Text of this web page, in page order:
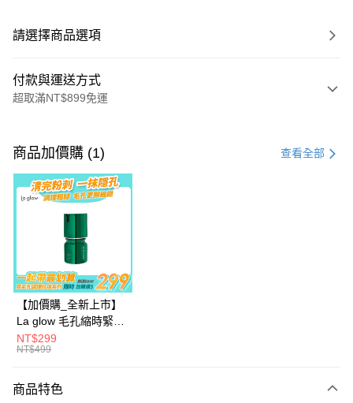
請選擇商品選項
付款與運送方式
超取滿NT$899免運
信用卡一次付款
信用卡分期付款
3 期 0 利率 每期
合作金庫商業銀行
華南商業銀行
上海商業儲蓄銀行
國泰世華商業銀行
臺灣中小企業銀行
匯豐（台灣）商業銀行
聯邦商業銀行
元大商業銀行
台灣樂天信用卡公司
6 期 0 利率 每期
合作金庫商業銀行
華南商業銀行
上海商業儲蓄銀行
國泰世華商業銀行
臺灣中小企業銀行
匯豐（台灣）商業銀行
聯邦商業銀行
玉山商業銀行
超商取貨付款
LINE Pay
街口支付
ATM付款
運送方式
商品加價購 (1) 查看全部
【加價購_全新上市】
La glow 毛孔縮時緊緻
精華40ml
NT$299
NT$499
商品特色